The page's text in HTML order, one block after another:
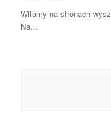
Witamy na stronach
Na…